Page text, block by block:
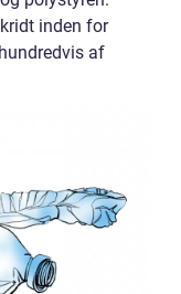
inden for
af